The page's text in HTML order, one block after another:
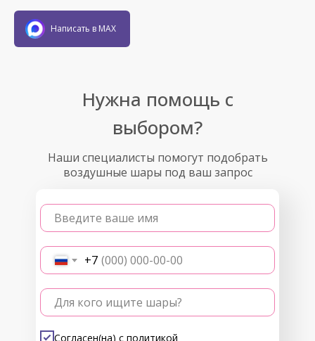
Написать в MAX
Наши специалисты помогут подобрать
воздушные шары под ваш запрос
Введите ваше имя
+7
Для кого ищите шары?
Согласен(на) с политикой
Нужна помощь с
выбором?